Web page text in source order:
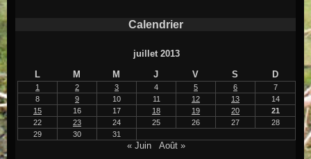
Calendrier
juillet 2013
L
M M J V S D
1 2 3 4 5 6
7
8
9 10 11 12 13
14
15
16 17 18 19 20
21
22
23 24 25 26 27
28
29
30 31
« Juin Août »